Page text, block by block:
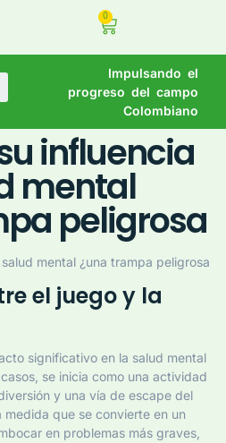
0
Impulsando el
progreso del campo
Colombiano
influencia
mental
peligrosa
mental ¿una trampa peligrosa
el juego y la
significativo en la salud mental
se inicia como una actividad
y una vía de escape del
que se convierte en un
en problemas más graves,